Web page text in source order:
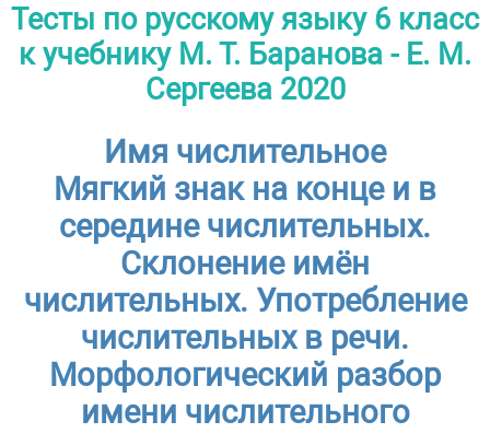
Тесты по русскому языку 6 класс
к учебнику М. Т. Баранова - Е. М.
Сергеева 2020
Имя числительное
Мягкий знак на конце и в
середине числительных.
Склонение имён
числительных. Употребление
числительных в речи.
Морфологический разбор
имени числительного